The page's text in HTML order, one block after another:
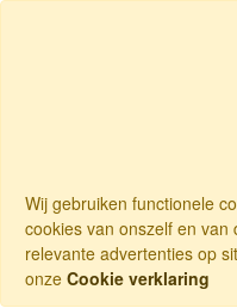
Wij gebruiken functionele
cookies van onszelf en
relevante advertenties op
onze Cookie verklaring